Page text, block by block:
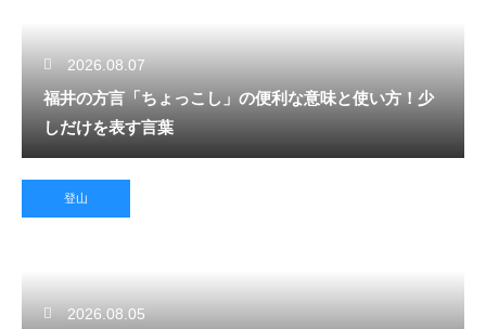
2026.08.07
福井の方言「ちょっこし」の便利な意味と使い方！少
しだけを表す言葉
登山
2026.08.05